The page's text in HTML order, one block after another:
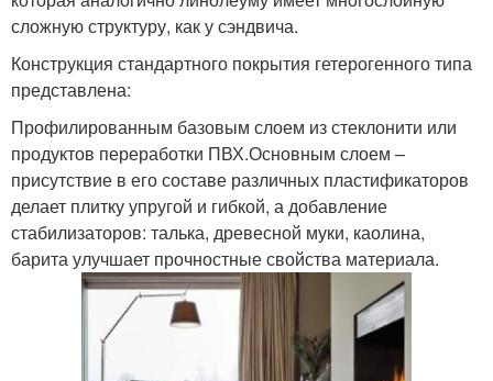
сложную структуру, как у сэндвича.
Конструкция стандартного покрытия гетерогенного типа
представлена:
Профилированным базовым слоем из стеклонити или
продуктов переработки ПВХ.Основным слоем –
присутствие в его составе различных пластификаторов
делает плитку упругой и гибкой, а добавление
стабилизаторов: талька, древесной муки, каолина,
барита улучшает прочностные свойства материала.